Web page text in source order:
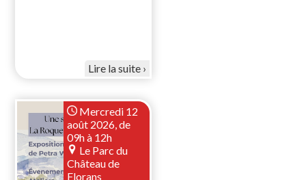
Lire la suite
Mercredi 12
août 2026, de
09h à 12h
Le Parc du
Château de
Florans